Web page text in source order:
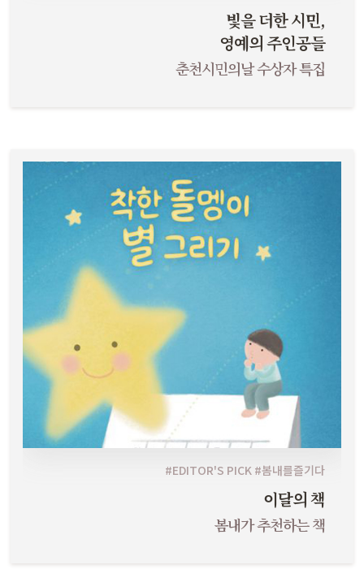
빛을 더한 시민,
영예의 주인공들
춘천시민의날 수상자 특집
#EDITOR'S PICK #봄내를즐기다
이달의 책
봄내가 추천하는 책